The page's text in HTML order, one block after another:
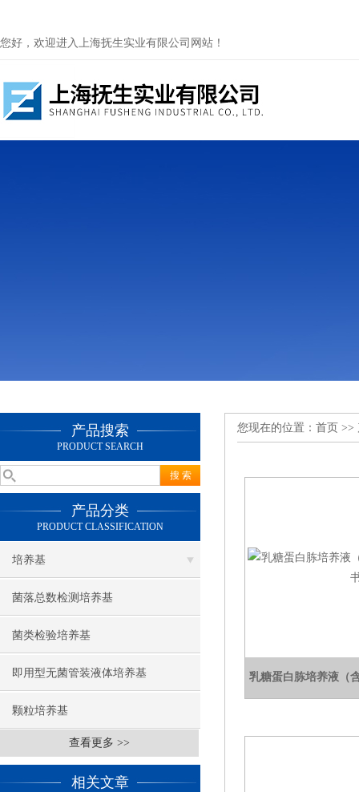
您好，欢迎进入上海抚生实业有限公司网站！
产品搜索
PRODUCT SEARCH
产品分类
PRODUCT CLASSIFICATION
培养基
菌落总数检测培养基
菌类检验培养基
即用型无菌管装液体培养基
颗粒培养基
查看更多 >>
相关文章
您现在的位置： 首页 >>
乳糖蛋白胨培养液（